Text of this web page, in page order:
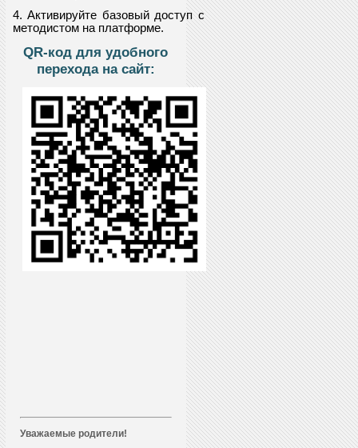
4. Активируйте базовый доступ с
методистом на платформе.
QR-код для удобного
перехода на сайт:
Уважаемые родители!